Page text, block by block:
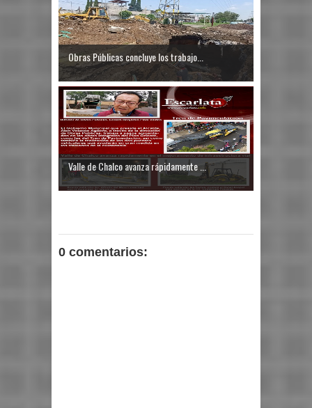
Obras Públicas concluye los trabajo...
Valle de Chalco avanza rápidamente ...
0 comentarios: